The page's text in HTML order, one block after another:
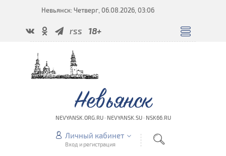
Невьянск: Четверг, 06.08.2026, 03:06
rss 18+
Невьянск
NEVYANSK.ORG.RU · NEVYANSK.SU · NSK66.RU
Личный кабинет
Вход и регистрация